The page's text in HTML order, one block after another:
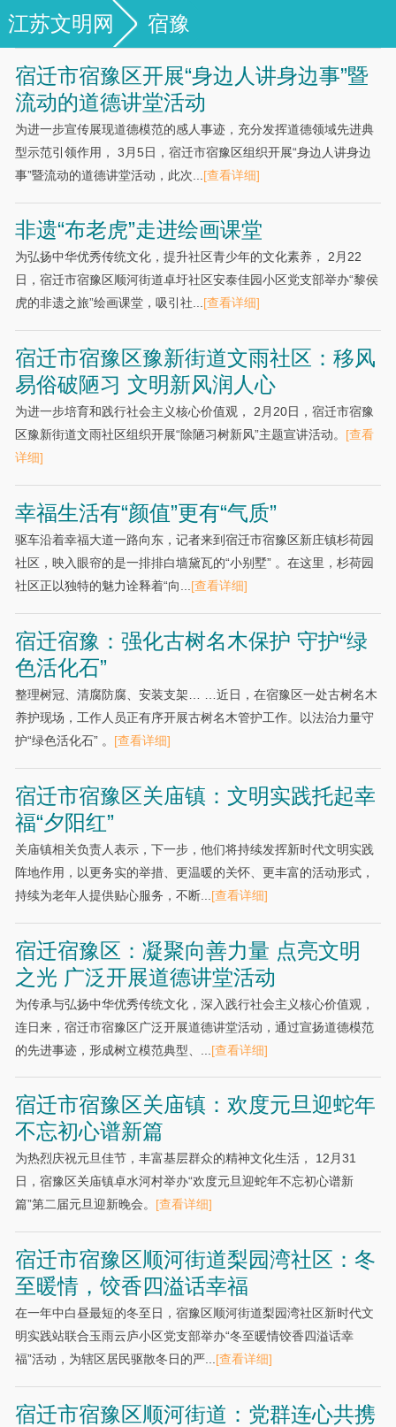
江苏文明网 宿豫
宿迁市宿豫区开展“身边人讲身边事”暨
流动的道德讲堂活动
为进一步宣传展现道德模范的感人事迹，充分发挥道德领域先进典
型示范引领作用， 3月5日，宿迁市宿豫区组织开展“身边人讲身边
事”暨流动的道德讲堂活动，此次... [查看详细]
非遗“布老虎”走进绘画课堂
为弘扬中华优秀传统文化，提升社区青少年的文化素养， 2月22
日，宿迁市宿豫区顺河街道卓圩社区安泰佳园小区党支部举办“黎侯
虎的非遗之旅”绘画课堂，吸引社...[查看详细]
宿迁市宿豫区豫新街道文雨社区：移风
易俗破陋习 文明新风润人心
为进一步培育和践行社会主义核心价值观， 2月20日，宿迁市宿豫
区豫新街道文雨社区组织开展“除陋习树新风”主题宣讲活动。 [查看
详细]
幸福生活有“颜值”更有“气质”
驱车沿着幸福大道一路向东，记者来到宿迁市宿豫区新庄镇杉荷园
社区，映入眼帘的是一排排白墙黛瓦的“小别墅” 。在这里，杉荷园
社区正以独特的魅力诠释着“向... [查看详细]
宿迁宿豫：强化古树名木保护 守护“绿
色活化石”
整理树冠、清腐防腐、安装支架… …近日，在宿豫区一处古树名木
养护现场，工作人员正有序开展古树名木管护工作。以法治力量守
护“绿色活化石” 。 [查看详细]
宿迁市宿豫区关庙镇：文明实践托起幸
福“夕阳红”
关庙镇相关负责人表示，下一步，他们将持续发挥新时代文明实践
阵地作用，以更务实的举措、更温暖的关怀、更丰富的活动形式，
持续为老年人提供贴心服务，不断... [查看详细]
宿迁宿豫区：凝聚向善力量 点亮文明
之光 广泛开展道德讲堂活动
为传承与弘扬中华优秀传统文化，深入践行社会主义核心价值观，
连日来，宿迁市宿豫区广泛开展道德讲堂活动，通过宣扬道德模范
的先进事迹，形成树立模范典型、... [查看详细]
宿迁市宿豫区关庙镇：欢度元旦迎蛇年
不忘初心谱新篇
为热烈庆祝元旦佳节，丰富基层群众的精神文化生活， 12月31
日，宿豫区关庙镇卓水河村举办“欢度元旦迎蛇年不忘初心谱新
篇”第二届元旦迎新晚会。 [查看详细]
宿迁市宿豫区顺河街道梨园湾社区：冬
至暖情，饺香四溢话幸福
在一年中白昼最短的冬至日，宿豫区顺河街道梨园湾社区新时代文
明实践站联合玉雨云庐小区党支部举办“冬至暖情饺香四溢话幸
福”活动，为辖区居民驱散冬日的严... [查看详细]
宿迁市宿豫区顺河街道：党群连心共携